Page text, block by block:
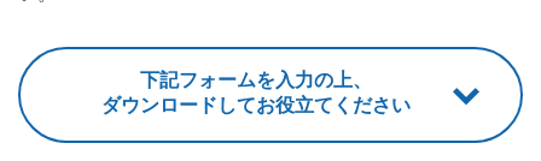
下記フォームを入力の上、
ダウンロードしてお役立てください